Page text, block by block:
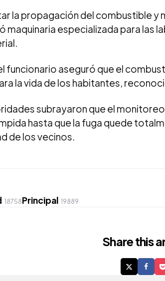
la propagación del combustible
maquinaria especializada para las
funcionario aseguró que el
la vida de los habitantes,
subrayaron que el
hasta que la fuga quede
de los vecinos.
18758Principal 19889
Sharethis